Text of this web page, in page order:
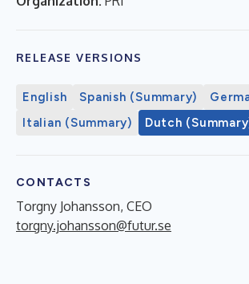
RELEASE VERSIONS
English Spanish (Summary)
Italian (Summary)
Dutch
CONTACTS
Torgny Johansson, CEO
torgny.johansson@futur.se